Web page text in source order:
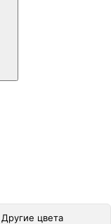
Другие цвета